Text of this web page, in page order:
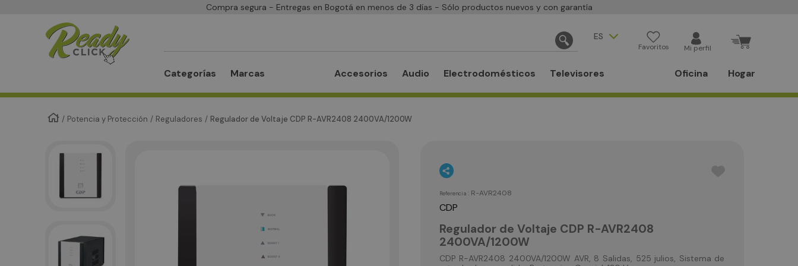
Compra segura - Entregas en Bogotá en menos de 3 días - Sólo productos nuevos y con garantía
ES
Favoritos Mi perfil
Categorías Marcas Accesorios Audio Electrodomésticos Televisores Oficina Hogar
Potencia y Protección Reguladores Regulador de Voltaje CDP R-AVR2408 2400VA/1200W
Referencia : R-AVR2408
CDP
Regulador de Voltaje CDP R-AVR2408
2400VA/1200W
CDP R-AVR2408 2400VA/1200W AVR, 8 Salidas, 525 julios, Sistema de